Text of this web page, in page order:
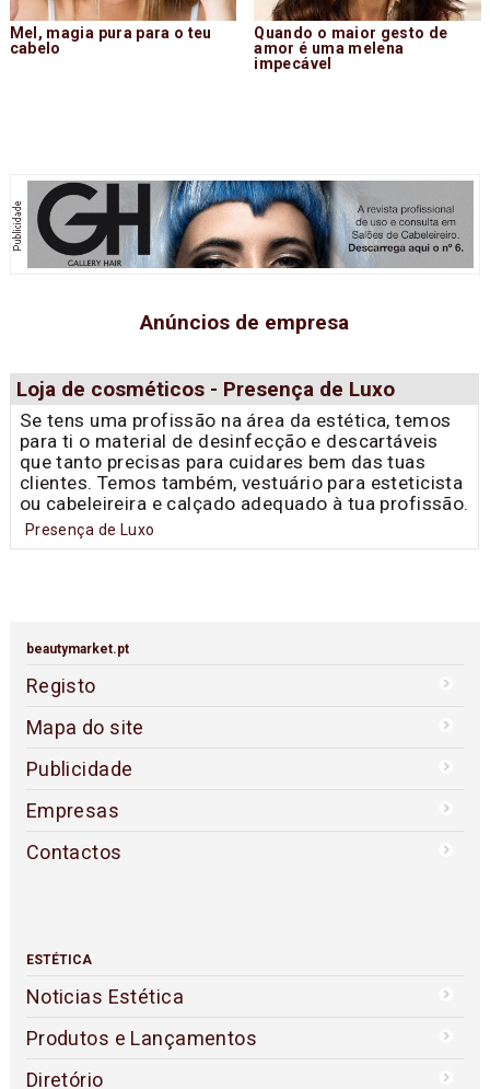
Mel, magia pura para o teu
cabelo
Quando o maior gesto de
amor é uma melena
impecável
Anúncios de empresa
Loja de cosméticos - Presença de Luxo
Se tens uma profissão na área da estética, temos
para ti o material de desinfecção e descartáveis
que tanto precisas para cuidares bem das tuas
clientes. Temos também, vestuário para esteticista
ou cabeleireira e calçado adequado à tua profissão.
Presença de Luxo
beautymarket.pt
Registo
Mapa do site
Publicidade
Empresas
Contactos
ESTÉTICA
Noticias Estética
Produtos e Lançamentos
Diretório